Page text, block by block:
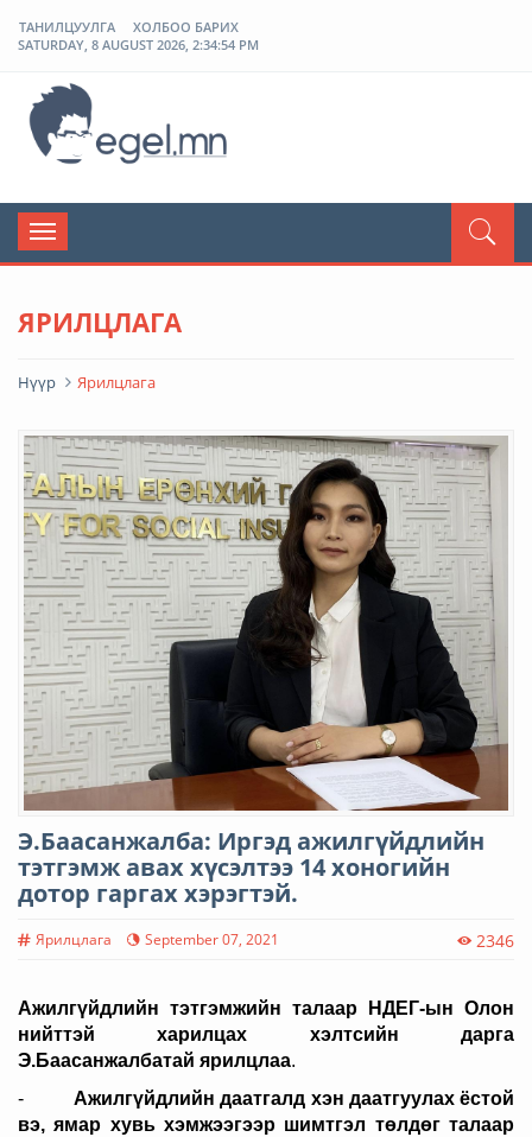
ТАНИЛЦУУЛГА
ХОЛБОО БАРИХ
SATURDAY, 8 AUGUST 2026, 2:34:54 PM
Toggle
navigation
ЯРИЛЦЛАГА
Нүүр Ярилцлага
Э.Баасанжалба: Иргэд ажилгүйдлийн
тэтгэмж авах хүсэлтээ 14 хоногийн
дотор гаргах хэрэгтэй.
Ярилцлага September 07, 2021 2346
Ажилгүйдлийн тэтгэмжийн талаар НДЕГ-ын Олон
нийттэй харилцах хэлтсийн дарга
Э.Баасанжалбатай ярилцлаа.
-Ажилгүйдлийн даатгалд хэн даатгуулах ёстой
вэ, ямар хувь хэмжээгээр шимтгэл төлдөг талаар